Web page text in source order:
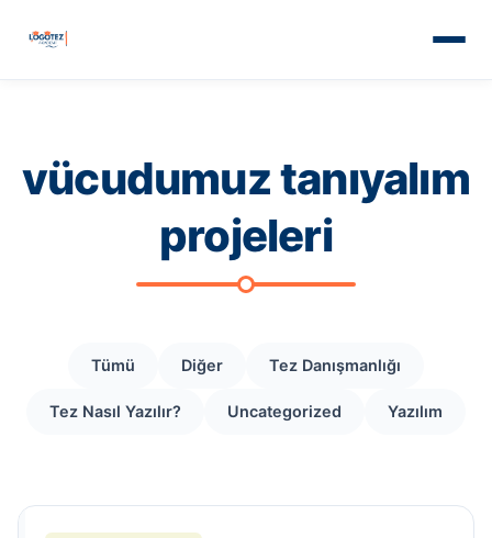
vücudumuz tanıyalım
projeleri
Tümü Diğer Tez Danışmanlığı
Tez Nasıl Yazılır? Uncategorized Yazılım